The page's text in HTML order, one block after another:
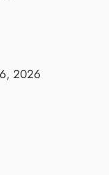
2026